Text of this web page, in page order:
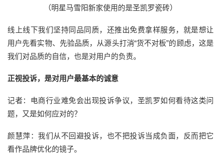
（明星马雪阳新家使用的是圣凯罗瓷砖）
线上线下我们坚持同品同质，还推出免费拿样服务，就是想让
用户先看实物、先验品质，从源头打消“货不对板”的顾虑，这是
我们对品质的自信，也是对用户的负责。
正视投诉，是对用户最基本的诚意
记者：电商行业难免会出现投诉争议，圣凯罗如何看待这类问
题，又是如何应对的？
颜慧萍：我们从不回避投诉，也不把投诉当成负面，反而把它
看作品牌优化的镜子。